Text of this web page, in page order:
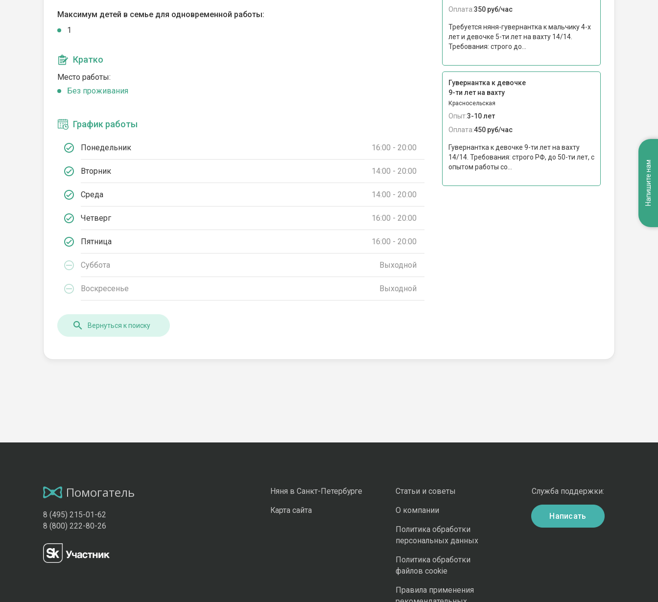
Максимум детей в семье для одновременной работы:
1
Кратко
Место работы:
Без проживания
График работы
Понедельник 16:00 - 20:00
Вторник 14:00 - 20:00
Среда 14:00 - 20:00
Четверг 16:00 - 20:00
Пятница 16:00 - 20:00
Суббота Выходной
Воскресенье Выходной
Оплата:350 руб/час
Требуется няня-гувернантка к мальчику 4-х
лет и девочке 5-ти лет на вахту 14/14.
Требования: строго до...
Гувернантка к девочке
9-ти лет на вахту
Красносельская
Опыт:3-10 лет
Оплата:450 руб/час
Гувернантка к девочке 9-ти лет на вахту
14/14. Требования: строго РФ, до 50-ти лет, с
опытом работы со...
Вернуться к поиску
Помогатель
8 (495) 215-01-62
8 (800) 222-80-26
Няня в Санкт-Петербурге
Карта сайта
Статьи и советы
О компании
Политика обработки
персональных данных
Политика обработки
файлов cookie
Правила применения
Служба поддержки:
Написать
Напишите нам